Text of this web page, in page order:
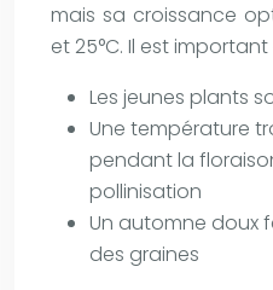
mais sa croissance
et 25°C. Il est
Les jeunes plants
Une température
pendant la
pollinisation
Un automne doux
des graines